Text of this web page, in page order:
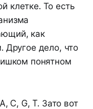
клетке. То есть
как
Другое дело, что
понятном
C, G, T. Зато вот